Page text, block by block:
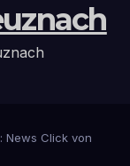
News Click von